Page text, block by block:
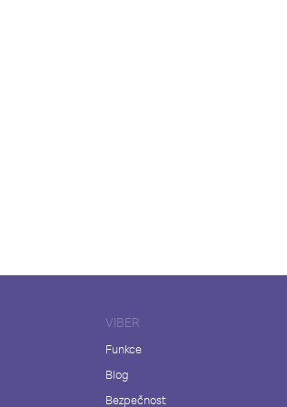
VIBER
Funkce
Blog
Bezpečnost